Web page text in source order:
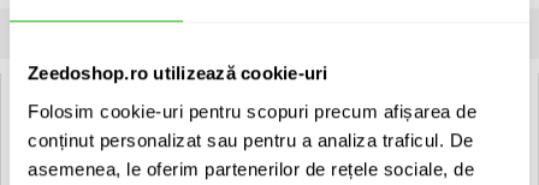
Zeedoshop.ro utilizează cookie-uri
Folosim cookie-uri pentru scopuri precum afișarea de
conținut personalizat sau pentru a analiza traficul. De
asemenea, le oferim partenerilor de rețele sociale, de
Specificatii Tehnice Ibanez IAB101
Tip Husa chitara acustica